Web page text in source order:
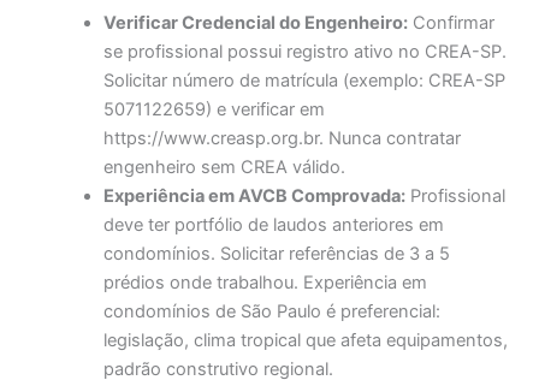
Verificar Credencial do Engenheiro: Confirmar
se profissional possui registro ativo no CREA-SP.
Solicitar número de matrícula (exemplo: CREA-SP
5071122659) e verificar em
https://www.creasp.org.br. Nunca contratar
engenheiro sem CREA válido.
Experiência em AVCB Comprovada: Profissional
deve ter portfólio de laudos anteriores em
condomínios. Solicitar referências de 3 a 5
prédios onde trabalhou. Experiência em
condomínios de São Paulo é preferencial:
legislação, clima tropical que afeta equipamentos,
padrão construtivo regional.